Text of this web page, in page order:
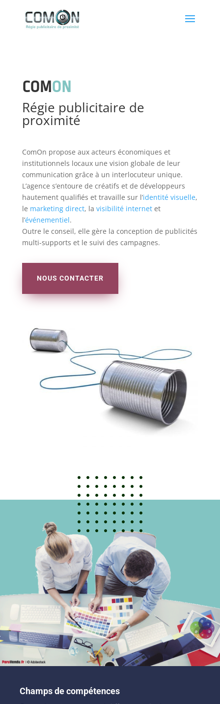
COMON
Régie publicitaire de
proximité
ComOn propose aux acteurs économiques et
institutionnels locaux une vision globale de leur
communication grâce à un interlocuteur unique.
L’agence s’entoure de créatifs et de développeurs
hautement qualifiés et travaille sur l’identité visuelle,
le marketing direct, la visibilité internetet
l’événementiel.
Outre le conseil, elle gère la conception de publicités
multi-supports et le suivi des campagnes.
NOUS CONTACTER
Champs de compétences